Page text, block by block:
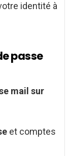
identité à
passe
mail sur
et comptes